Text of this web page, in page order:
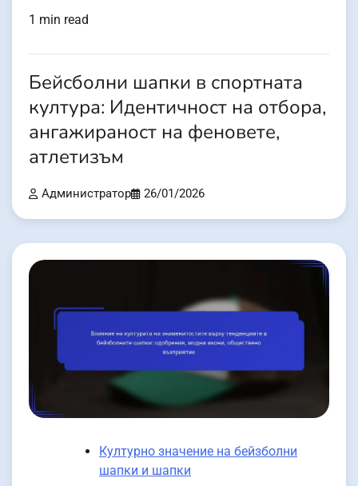
1 min read
Бейсболни шапки в спортната
култура: Идентичност на отбора,
ангажираност на феновете,
атлетизъм
Администратор 26/01/2026
Културно значение на бейзболни
шапки и шапки